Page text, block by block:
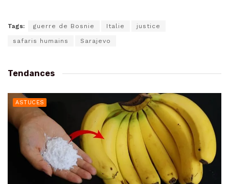
Tags: guerre de Bosnie Italie justice
safaris humains Sarajevo
Tendances
ASTUCES